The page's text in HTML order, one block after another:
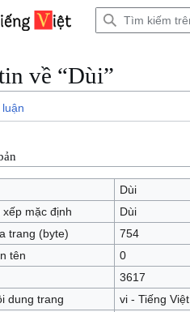
về “Dùi”
Dùi
mặc định
Dùi
trang (byte)
754
tên
0
3617
dung trang
vi - Tiếng Việt